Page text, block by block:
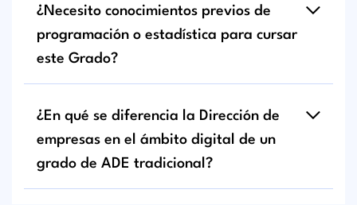
¿Necesito conocimientos previos de
programación o estadística para cursar
este Grado?
¿En qué se diferencia la Dirección de
empresas en el ámbito digital de un
grado de ADE tradicional?